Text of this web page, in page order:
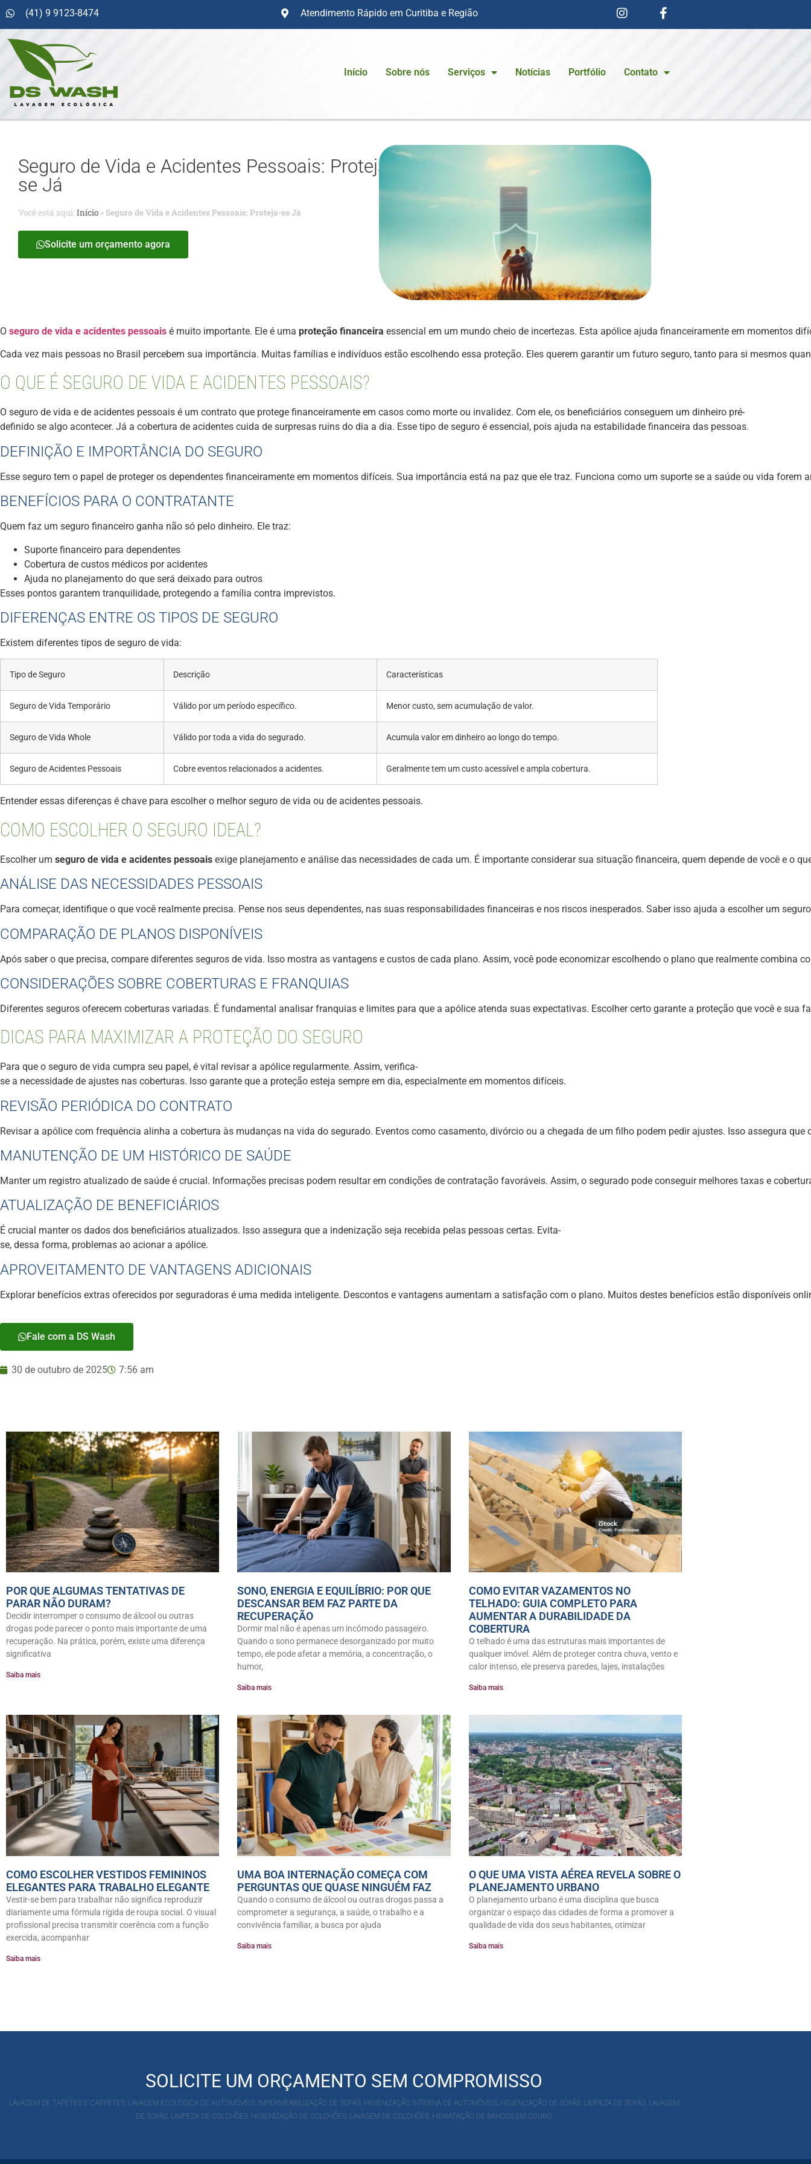
(41) 9 9123-8474 Atendimento Rápido em Curitiba e Região
Início Sobre nós Serviços Notícias Portfólio Contato
Seguro de Vida e Acidentes Pessoais: Proteja-
se Já
Você está aqui: Início » Seguro de Vida e Acidentes Pessoais: Proteja-se Já
Solicite um orçamento agora
O seguro de vida e acidentes pessoais é muito importante. Ele é uma proteção financeira essencial em um mundo cheio de incertezas. Esta apólice ajuda financeiramente em momentos
Cada vez mais pessoas no Brasil percebem sua importância. Muitas famílias e indivíduos estão escolhendo essa proteção. Eles querem garantir um futuro seguro, tanto para si mesmos
O QUE É SEGURO DE VIDA E ACIDENTES PESSOAIS?
O seguro de vida e de acidentes pessoais é um contrato que protege financeiramente em casos como morte ou invalidez. Com ele, os beneficiários conseguem um dinheiro pré-
definido se algo acontecer. Já a cobertura de acidentes cuida de surpresas ruins do dia a dia. Esse tipo de seguro é essencial, pois ajuda na estabilidade financeira das pessoas.
DEFINIÇÃO E IMPORTÂNCIA DO SEGURO
Esse seguro tem o papel de proteger os dependentes financeiramente em momentos difíceis. Sua importância está na paz que ele traz. Funciona como um suporte se a saúde ou vida forem
BENEFÍCIOS PARA O CONTRATANTE
Quem faz um seguro financeiro ganha não só pelo dinheiro. Ele traz:
Suporte financeiro para dependentes
Cobertura de custos médicos por acidentes
Ajuda no planejamento do que será deixado para outros
Esses pontos garantem tranquilidade, protegendo a família contra imprevistos.
DIFERENÇAS ENTRE OS TIPOS DE SEGURO
Existem diferentes tipos de seguro de vida:
Tipo de Seguro Descrição Características
Seguro de Vida Temporário Válido por um período específico. Menor custo, sem acumulação de valor.
Seguro de Vida Whole Válido por toda a vida do segurado. Acumula valor em dinheiro ao longo do tempo.
Seguro de Acidentes Pessoais Cobre eventos relacionados a acidentes. Geralmente tem um custo acessível e ampla cobertura.
Entender essas diferenças é chave para escolher o melhor seguro de vida ou de acidentes pessoais.
COMO ESCOLHER O SEGURO IDEAL?
Escolher um seguro de vida e acidentes pessoais exige planejamento e análise das necessidades de cada um. É importante considerar sua situação financeira, quem depende de você e o
ANÁLISE DAS NECESSIDADES PESSOAIS
Para começar, identifique o que você realmente precisa. Pense nos seus dependentes, nas suas responsabilidades financeiras e nos riscos inesperados. Saber isso ajuda a escolher um
COMPARAÇÃO DE PLANOS DISPONÍVEIS
Após saber o que precisa, compare diferentes seguros de vida. Isso mostra as vantagens e custos de cada plano. Assim, você pode economizar escolhendo o plano que realmente combina
CONSIDERAÇÕES SOBRE COBERTURAS E FRANQUIAS
Diferentes seguros oferecem coberturas variadas. É fundamental analisar franquias e limites para que a apólice atenda suas expectativas. Escolher certo garante a proteção que você e sua
DICAS PARA MAXIMIZAR A PROTEÇÃO DO SEGURO
Para que o seguro de vida cumpra seu papel, é vital revisar a apólice regularmente. Assim, verifica-
se a necessidade de ajustes nas coberturas. Isso garante que a proteção esteja sempre em dia, especialmente em momentos difíceis.
REVISÃO PERIÓDICA DO CONTRATO
Revisar a apólice com frequência alinha a cobertura às mudanças na vida do segurado. Eventos como casamento, divórcio ou a chegada de um filho podem pedir ajustes. Isso assegura
MANUTENÇÃO DE UM HISTÓRICO DE SAÚDE
Manter um registro atualizado de saúde é crucial. Informações precisas podem resultar em condições de contratação favoráveis. Assim, o segurado pode conseguir melhores taxas e
ATUALIZAÇÃO DE BENEFICIÁRIOS
É crucial manter os dados dos beneficiários atualizados. Isso assegura que a indenização seja recebida pelas pessoas certas. Evita-
se, dessa forma, problemas ao acionar a apólice.
APROVEITAMENTO DE VANTAGENS ADICIONAIS
Explorar benefícios extras oferecidos por seguradoras é uma medida inteligente. Descontos e vantagens aumentam a satisfação com o plano. Muitos destes benefícios estão disponíveis
Fale com a DS Wash
30 de outubro de 2025 7:56 am
POR QUE ALGUMAS TENTATIVAS DE
PARAR NÃO DURAM?
Decidir interromper o consumo de álcool ou outras
drogas pode parecer o ponto mais importante de uma
recuperação. Na prática, porém, existe uma diferença
significativa
Saiba mais
SONO, ENERGIA E EQUILÍBRIO: POR QUE
DESCANSAR BEM FAZ PARTE DA
RECUPERAÇÃO
Dormir mal não é apenas um incômodo passageiro.
Quando o sono permanece desorganizado por muito
tempo, ele pode afetar a memória, a concentração, o
humor,
Saiba mais
COMO EVITAR VAZAMENTOS NO
TELHADO: GUIA COMPLETO PARA
AUMENTAR A DURABILIDADE DA
COBERTURA
O telhado é uma das estruturas mais importantes de
qualquer imóvel. Além de proteger contra chuva, vento e
calor intenso, ele preserva paredes, lajes, instalações
Saiba mais
COMO ESCOLHER VESTIDOS FEMININOS
ELEGANTES PARA TRABALHO ELEGANTE
Vestir-se bem para trabalhar não significa reproduzir
diariamente uma fórmula rígida de roupa social. O visual
profissional precisa transmitir coerência com a função
exercida, acompanhar
Saiba mais
UMA BOA INTERNAÇÃO COMEÇA COM
PERGUNTAS QUE QUASE NINGUÉM FAZ
Quando o consumo de álcool ou outras drogas passa a
comprometer a segurança, a saúde, o trabalho e a
convivência familiar, a busca por ajuda
Saiba mais
O QUE UMA VISTA AÉREA REVELA SOBRE O
PLANEJAMENTO URBANO
O planejamento urbano é uma disciplina que busca
organizar o espaço das cidades de forma a promover a
qualidade de vida dos seus habitantes, otimizar
Saiba mais
SOLICITE UM ORÇAMENTO SEM COMPROMISSO
LAVAGEM DE TAPETES E CARPETES, LAVAGEM ECOLÓGICA DE AUTOMÓVEIS, IMPERMEABILIZAÇÃO DE SOFÁS, HIGIENIZAÇÃO INTERNA DE AUTOMÓVEIS, HIGIENIZAÇÃO DE SOFÁS, LIMPEZA DE SOFÁS, LAVAGEM
DE SOFÁS, LIMPEZA DE COLCHÕES, HIGIENIZAÇÃO DE COLCHÕES, LAVAGEM DE COLCHÕES, HIDRATAÇÃO DE BANCOS EM COURO